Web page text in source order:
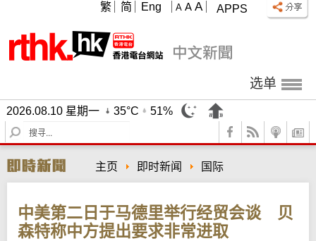
APPS
A A A
繁 简 Eng
选单
2026.08.10 星期一 35°C
51%
S
e
r
c
主页 即时新闻 国际
中美第二日于马德里举行经贸会谈 贝
森特称中方提出要求非常进取